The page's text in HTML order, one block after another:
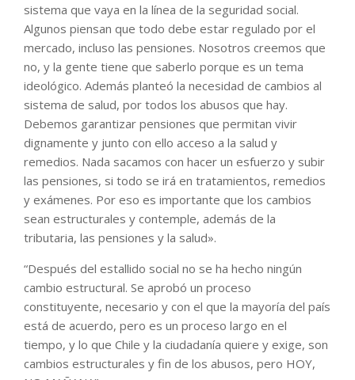
sistema que vaya en la línea de la seguridad social.
Algunos piensan que todo debe estar regulado por el
mercado, incluso las pensiones. Nosotros creemos que
no, y la gente tiene que saberlo porque es un tema
ideológico. Además planteó la necesidad de cambios al
sistema de salud, por todos los abusos que hay.
Debemos garantizar pensiones que permitan vivir
dignamente y junto con ello acceso a la salud y
remedios. Nada sacamos con hacer un esfuerzo y subir
las pensiones, si todo se irá en tratamientos, remedios
y exámenes. Por eso es importante que los cambios
sean estructurales y contemple, además de la
tributaria, las pensiones y la salud».
“Después del estallido social no se ha hecho ningún
cambio estructural. Se aprobó un proceso
constituyente, necesario y con el que la mayoría del país
está de acuerdo, pero es un proceso largo en el
tiempo, y lo que Chile y la ciudadanía quiere y exige, son
cambios estructurales y fin de los abusos, pero HOY,